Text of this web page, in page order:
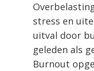
stress en
uitval door
geleden als
Burnout